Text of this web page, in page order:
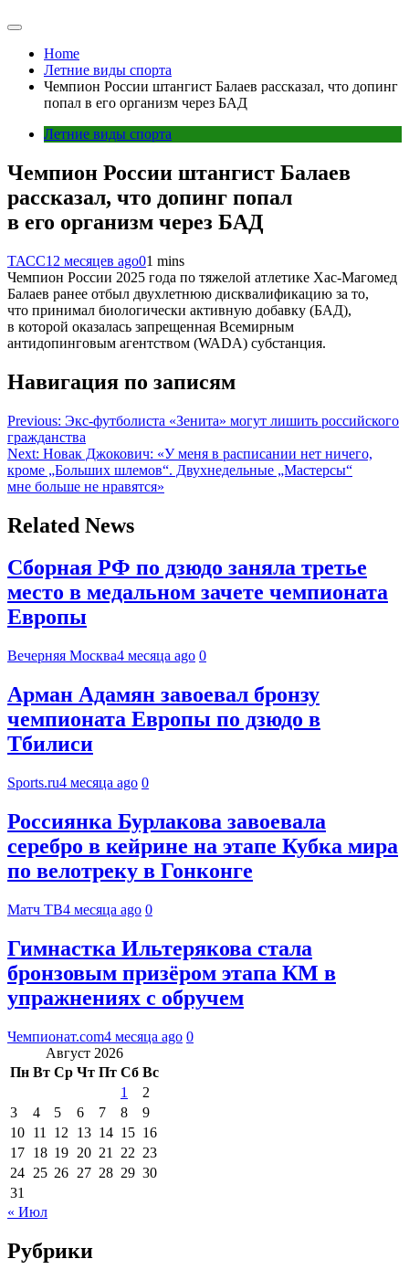
Home
Летние виды спорта
Чемпион России штангист Балаев рассказал, что допинг
попал в его организм через БАД
Летние виды спорта
Чемпион России штангист Балаев
рассказал, что допинг попал
в его организм через БАД
ТАСС12 месяцев ago01 mins
Чемпион России 2025 года по тяжелой атлетике Хас-Магомед
Балаев ранее отбыл двухлетнюю дисквалификацию за то,
что принимал биологически активную добавку (БАД),
в которой оказалась запрещенная Всемирным
антидопинговым агентством (WADA) субстанция.
Навигация по записям
Previous: Экс-футболиста «Зенита» могут лишить российского
гражданства
Next: Новак Джокович: «У меня в расписании нет ничего,
кроме „Больших шлемов“. Двухнедельные „Мастерсы“
мне больше не нравятся»
Related News
Сборная РФ по дзюдо заняла третье
место в медальном зачете чемпионата
Европы
Вечерняя Москва4 месяца ago 0
Арман Адамян завоевал бронзу
чемпионата Европы по дзюдо в
Тбилиси
Sports.ru4 месяца ago 0
Россиянка Бурлакова завоевала
серебро в кейрине на этапе Кубка мира
по велотреку в Гонконге
Матч ТВ4 месяца ago 0
Гимнастка Ильтерякова стала
бронзовым призёром этапа КМ в
упражнениях с обручем
Чемпионат.com4 месяца ago 0
Август 2026
Пн Вт Ср Чт Пт Сб Вс
1
2
3
4 5 6 7 8
9
10 11 12 13 14 15 16
17 18 19 20 21 22 23
24 25 26 27 28 29 30
31
« Июл
Рубрики